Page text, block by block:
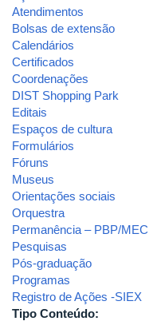
Atendimentos
Bolsas de extensão
Calendários
Certificados
Coordenações
DIST Shopping Park
Editais
Espaços de cultura
Formulários
Fóruns
Museus
Orientações sociais
Orquestra
Permanência – PBP/MEC
Pesquisas
Pós-graduação
Programas
Registro de Ações -SIEX
Tipo Conteúdo: